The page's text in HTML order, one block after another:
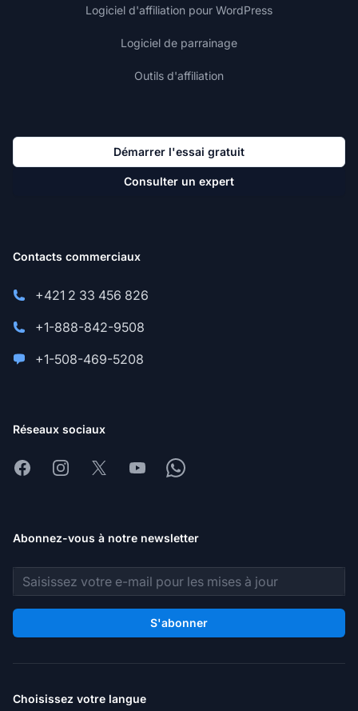
Logiciel d'affiliation pour WordPress
Logiciel de parrainage
Outils d'affiliation
Démarrer l'essai gratuit
Consulter un expert
Contacts commerciaux
+421 2 33 456 826
+1-888-842-9508
+1-508-469-5208
Réseaux sociaux
FacebookInstagram
X YoutubeWhatsapp
Abonnez-vous à notre newsletter
Adresse e-mail
S'abonner
Choisissez votre langue